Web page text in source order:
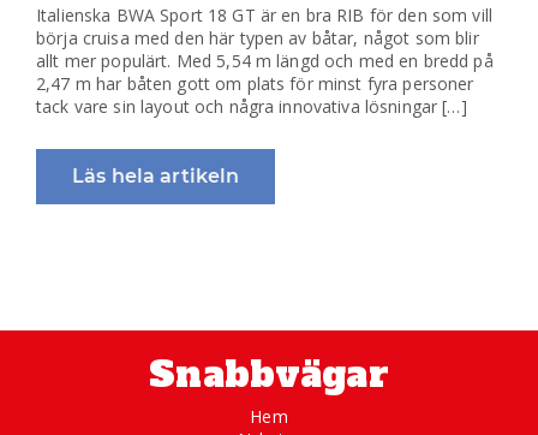
Italienska BWA Sport 18 GT är en bra RIB för den som vill
börja cruisa med den här typen av båtar, något som blir
allt mer populärt. Med 5,54 m längd och med en bredd på
2,47 m har båten gott om plats för minst fyra personer
tack vare sin layout och några innovativa lösningar […]
Läs hela artikeln
Snabbvägar
Hem